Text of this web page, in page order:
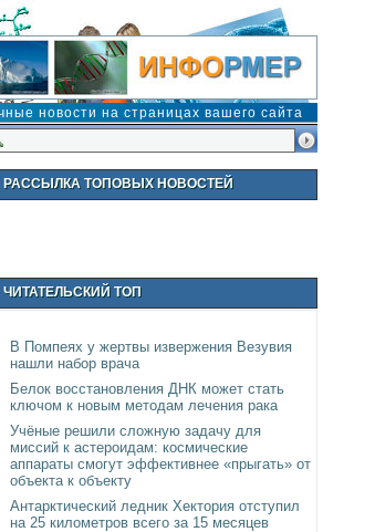
новости на страницах вашего сайта
РАССЫЛКА ТОПОВЫХ НОВОСТЕЙ
ЧИТАТЕЛЬСКИЙ ТОП
В Помпеях у жертвы извержения Везувия
нашли набор врача
Белок восстановления ДНК может стать
ключом к новым методам лечения рака
Учёные решили сложную задачу для
миссий к астероидам: космические
аппараты смогут эффективнее «прыгать» от
объекта к объекту
Антарктический ледник Хектория отступил
на 25 километров всего за 15 месяцев